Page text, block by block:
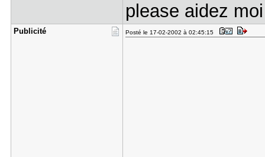
please aidez moi
Publicité Posté le 17-02-2002 à 02:45:15